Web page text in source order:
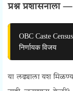
प्रश्न
OBC Caste
निर्णायक विजय
या लढ्याला यश